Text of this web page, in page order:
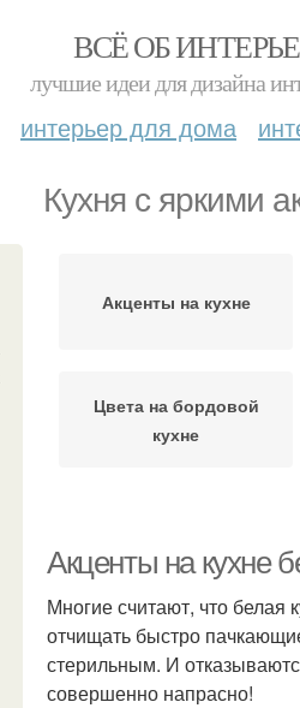
ВСЁ ОБ
лучшие идеи для дизайна
интерьер для дома
Кухня с яркими
Акценты на кухне
Цвета на бордовой
кухне
Акценты на кухне
Многие считают, что белая
отчищать быстро
стерильным. И
совершенно напрасно!